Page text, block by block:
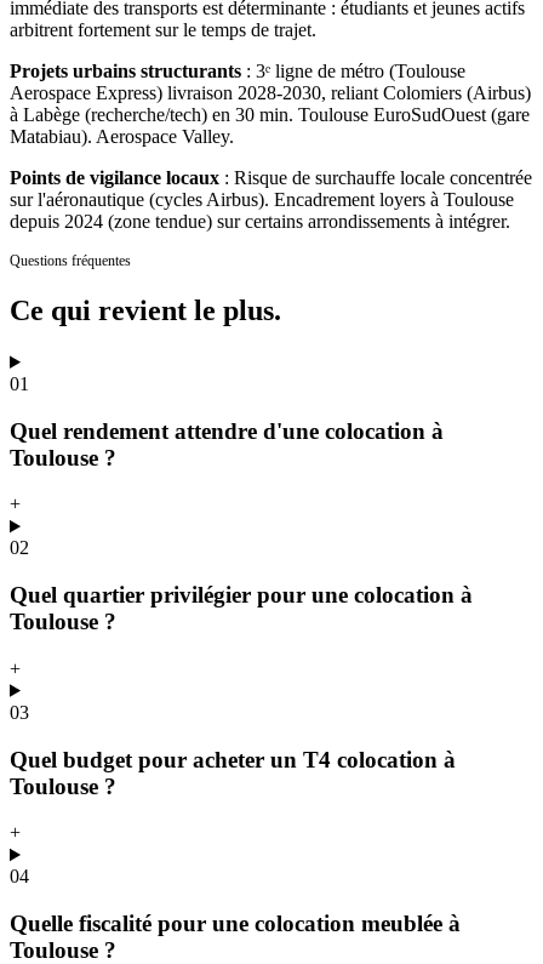
immédiate des transports est déterminante : étudiants et jeunes actifs
arbitrent fortement sur le temps de trajet.
Projets urbains structurants : 3ᵉ ligne de métro (Toulouse
Aerospace Express) livraison 2028-2030, reliant Colomiers (Airbus)
à Labège (recherche/tech) en 30 min. Toulouse EuroSudOuest (gare
Matabiau). Aerospace Valley.
Points de vigilance locaux : Risque de surchauffe locale concentrée
sur l'aéronautique (cycles Airbus). Encadrement loyers à Toulouse
depuis 2024 (zone tendue) sur certains arrondissements à intégrer.
Questions fréquentes
Ce qui revient le plus.
01
Quel rendement attendre d'une colocation à
Toulouse ?
+
02
Quel quartier privilégier pour une colocation à
Toulouse ?
+
03
Quel budget pour acheter un T4 colocation à
Toulouse ?
+
04
Quelle fiscalité pour une colocation meublée à
Toulouse ?